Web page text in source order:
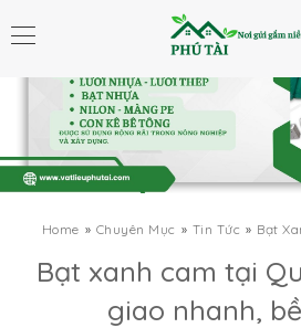
Home Chuyên Mục Tin Tức Bạt
Bạt xanh cam tại
giao nhanh,